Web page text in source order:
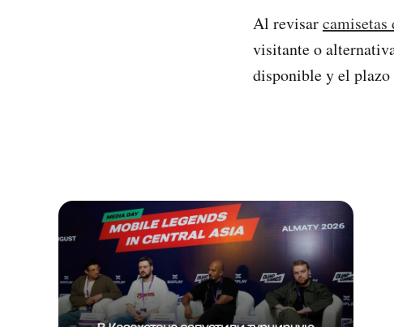
Al revisarcamisetas
visitante o
disponible y el plazo